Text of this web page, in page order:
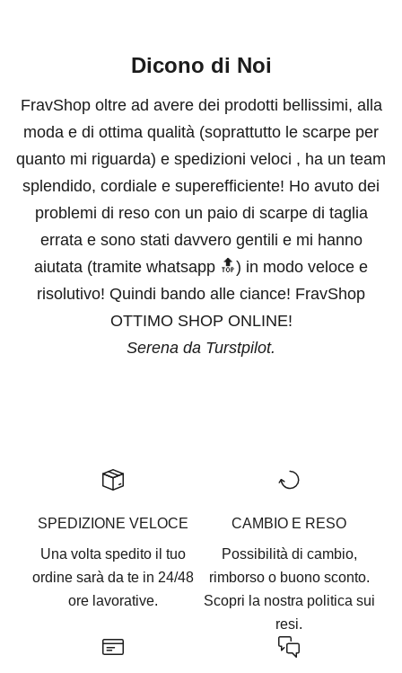
Dicono di Noi
FravShop oltre ad avere dei prodotti bellissimi, alla
moda e di ottima qualità (soprattutto le scarpe per
quanto mi riguarda) e spedizioni veloci , ha un team
splendido, cordiale e superefficiente! Ho avuto dei
problemi di reso con un paio di scarpe di taglia
errata e sono stati davvero gentili e mi hanno
aiutata (tramite whatsapp 🔝) in modo veloce e
risolutivo! Quindi bando alle ciance! FravShop
OTTIMO SHOP ONLINE!
Serena da Turstpilot.
SPEDIZIONE VELOCE
Una volta spedito il tuo
ordine sarà da te in 24/48
ore lavorative.
CAMBIO E RESO
Possibilità di cambio,
rimborso o buono sconto.
Scopri la nostra politica sui
resi.